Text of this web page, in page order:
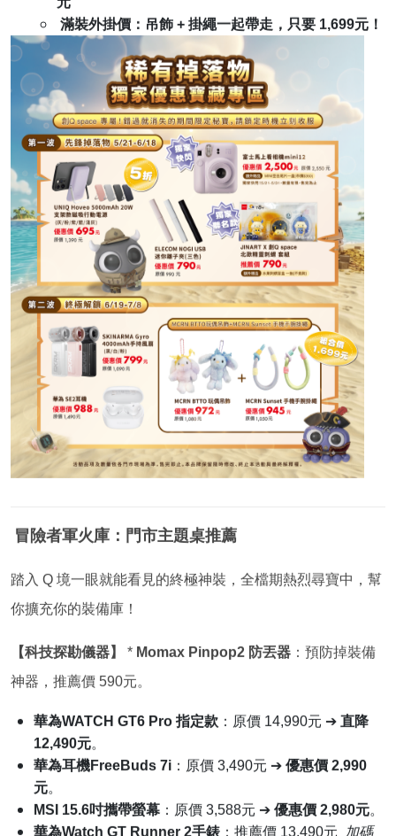
原價 1,090元 ➔
華為 SE2 耳機
原價 1,490元 ➔千元有找 988元
MCRN
潮流外掛組合
BTTO 玩偶吊飾：原價 1,080元 ➔ 優惠價 972元
Sunset 手機手腕掛繩：原價 1,050元 ➔優惠價 945
元
滿裝外掛價：吊飾 + 掛繩一起帶走，只要 1,699元！
冒險者軍火庫：門市主題桌推薦
踏入 Q 境一眼就能看見的終極神裝，全檔期熱烈尋寶中，幫
你擴充你的裝備庫！
【科技探勘儀器】
神器，推薦價 590元。